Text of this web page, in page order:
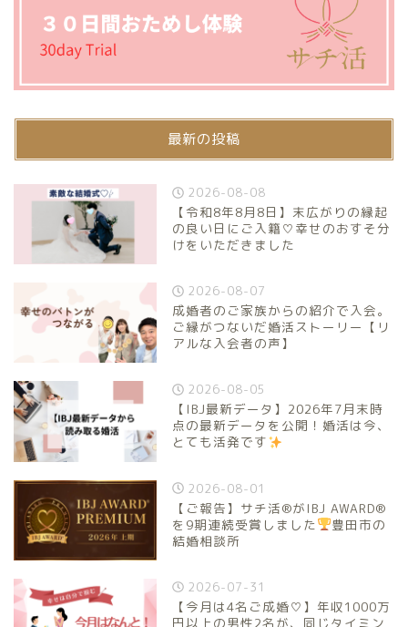
最新の投稿
2026-08-08
【令和8年8月8日】末広がりの縁起
の良い日にご入籍♡幸せのおすそ分
けをいただきました
2026-08-07
成婚者のご家族からの紹介で入会。
ご縁がつないだ婚活ストーリー【リ
アルな入会者の声】
2026-08-05
【IBJ最新データ】2026年7月末時
点の最新データを公開！婚活は今、
とても活発です
2026-08-01
【ご報告】サチ活®がIBJ AWARD®
を9期連続受賞しました
豊田市の
結婚相談所
2026-07-31
【今月は4名ご成婚♡】年収1000万
円以上の男性2名が、同じタイミン